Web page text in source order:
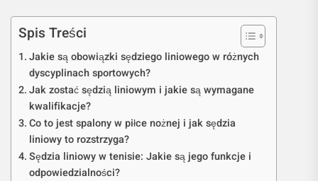
Spis Treści
Jakie są obowiązki sędziego liniowego w różnych
dyscyplinach sportowych?
Jak zostać sędzią liniowym i jakie są wymagane
kwalifikacje?
Co to jest spalony w piłce nożnej i jak sędzia
liniowy to rozstrzyga?
Sędzia liniowy w tenisie: Jakie są jego funkcje i
odpowiedzialności?